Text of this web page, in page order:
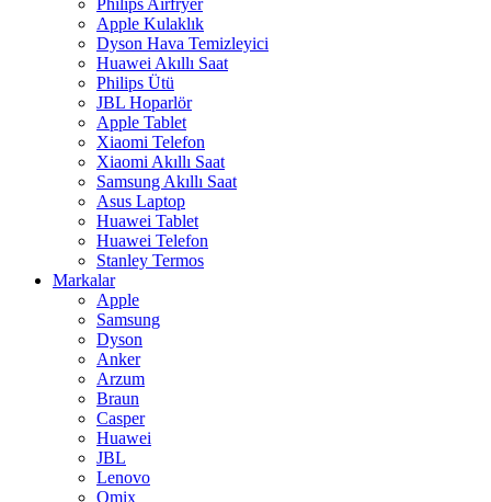
Apple Kulaklık
Dyson Hava Temizleyici
Huawei Akıllı Saat
Philips Ütü
JBL Hoparlör
Apple Tablet
Xiaomi Telefon
Xiaomi Akıllı Saat
Samsung Akıllı Saat
Asus Laptop
Huawei Tablet
Huawei Telefon
Stanley Termos
Markalar
Apple
Samsung
Dyson
Anker
Arzum
Braun
Casper
Huawei
JBL
Lenovo
Omix